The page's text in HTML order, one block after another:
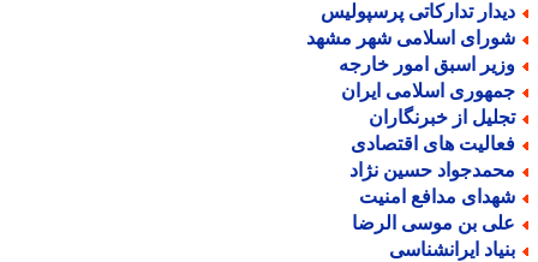
تدارکاتی پرسپولیس
اسلامی شهر مشهد
اسبق امور خارجه
اسلامی ایران
از خبرنگاران
های اقتصادی
حسین نژاد
مدافع امنیت
بن موسی الرضا
ایرانشناسی